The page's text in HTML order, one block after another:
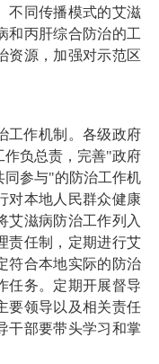
不同传播模式的艾滋
和丙肝综合防治的工
资源，加强对示范区
工作机制。各级政府
作负总责，完善"政府
同参与"的防治工作机
对本地人民群众健康
艾滋病防治工作列入
责任制，定期进行艾
符合本地实际的防治
任务。定期开展督导
要领导以及相关责任
干部要带头学习和掌